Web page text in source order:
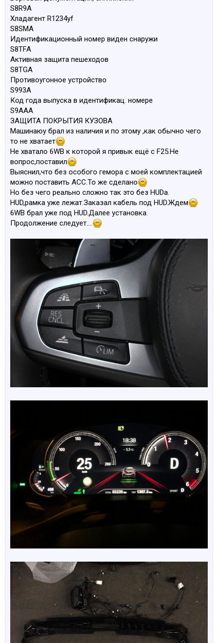
S8R9A
Хладагент R1234yf
S8SMA
Идентификационный номер виден снаружи
S8TFA
Активная защита пешеходов
S8TGA
Противоугонное устройство
S993A
Код года выпуска в идентификац. номере
S9AAA
ЗАЩИТА ПОКРЫТИЯ КУЗОВА
Машинаюу брал из наличия и по этому ,как обычно чего
то не хватает
Не хватало 6WB к которой я привык ещё с F25.Не
вопрос,поставил
Выяснил,что без особого гемора с моей комплектацией
можно поставить ACC.То же сделано
Но без чего реально сложно так это без HUDa.
HUD,рамка уже лежат.Заказал кабель под HUD.Ждем
6WB брал уже под HUD.Далее установка.
Продолжение следует....